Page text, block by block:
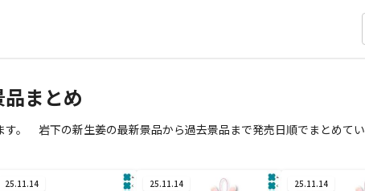
まとめ
。 岩下の新生姜の最新景品から過去景品まで発売日順でまとめて
25.11.14 25.11.14 25.11.14